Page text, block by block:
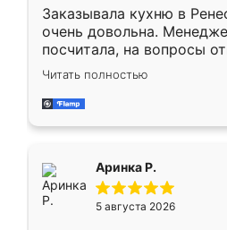
Заказывала кухню в
очень довольна.
посчитала, на вопросы
Замерщик приехал в
делу со всей
за день, ребята работали
Читать полностью
Аринка Р.
5 августа 2026